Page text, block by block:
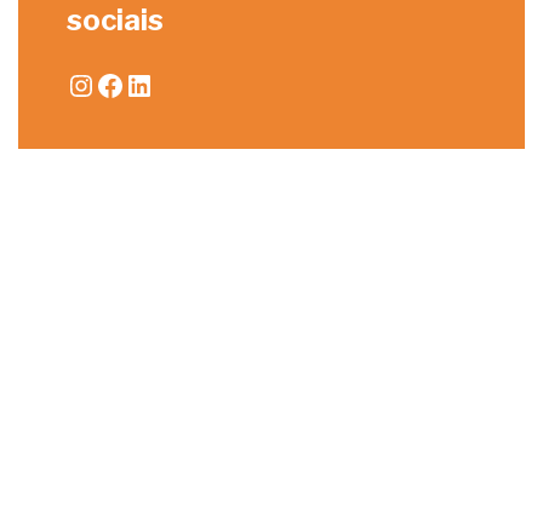
sociais
Instagram
Facebook
LinkedIn